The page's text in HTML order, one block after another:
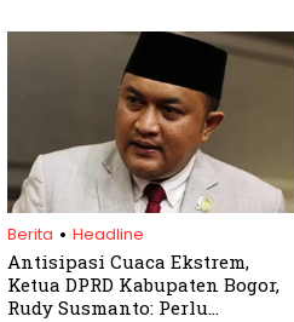
Berita . Headline
Antisipasi Cuaca Ekstrem,
Ketua DPRD Kabupaten Bogor,
Rudy Susmanto: Perlu